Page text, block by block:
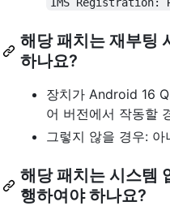
해당 패치는 재부팅
하나요?
장치가 Android 16
어 버전에서 작동할
그렇지 않을 경우: 아
해당 패치는 시스템
행하여야 하나요?